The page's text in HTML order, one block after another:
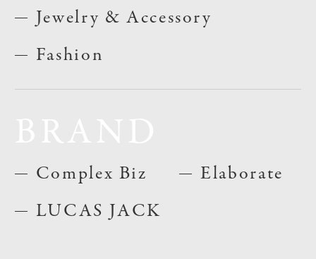
Jewelry & Accessory
Fashion
Complex Biz
LUCAS JACK
Elaborate